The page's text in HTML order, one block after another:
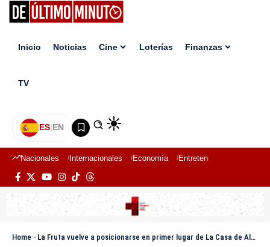
Inicio Noticias Cine Loterías Finanzas
TV
ES|EN
Nacionales Internacionales Economía Entretenimiento
Home - La Fruta vuelve a posicionarse en primer lugar de La Casa de Alofoke 2; Michael Flores le sigue muy de cerca